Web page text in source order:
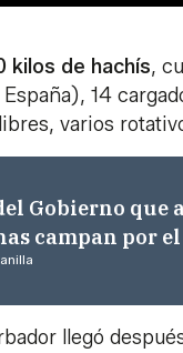
kilos de hachís,
14
varios
Gobierno que
campan por
llegó